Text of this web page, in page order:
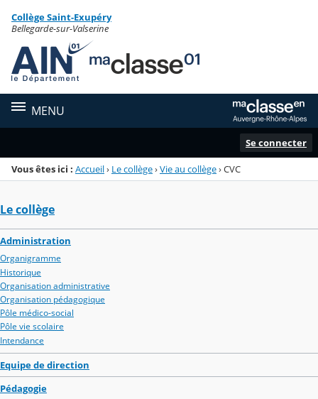
Menu de la rubrique
Contenu
Collège Saint-Exupéry
Bellegarde-sur-Valserine
MENU
Se connecter
Vous êtes ici : Accueil› Le collège›Vie au collège›CVC
Le collège
Administration
Organigramme
Historique
Organisation administrative
Organisation pédagogique
Pôle médico-social
Pôle vie scolaire
Intendance
Equipe de direction
Pédagogie